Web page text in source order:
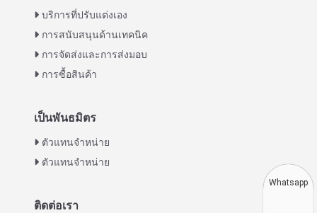
บริการที่ปรับแต่งเอง
การสนับสนุนด้านเทคนิค
การจัดส่งและการส่งมอบ
การซื้อสินค้า
เป็นพันธมิตร
ตัวแทนจำหน่าย
ตัวแทนจำหน่าย
ติดต่อเรา
Korean
Urdu
Greek
Italian
Whatsapp